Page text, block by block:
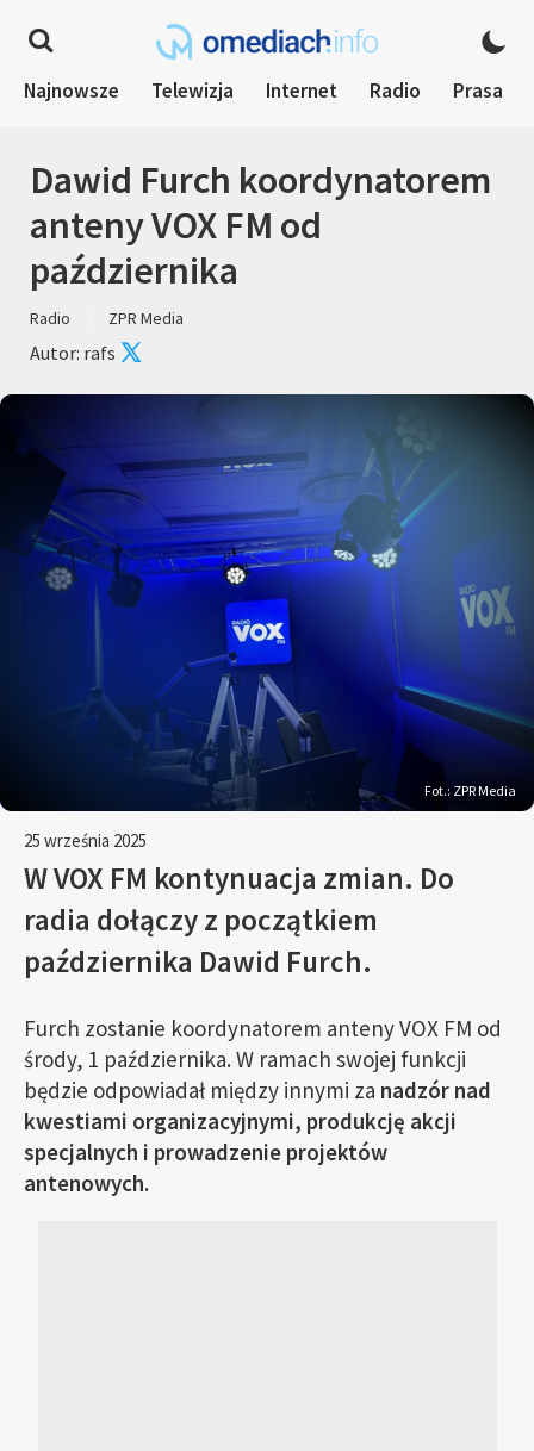
Najnowsze Telewizja Internet Radio Prasa
Dawid Furch koordynatorem
anteny VOX FM od
października
Radio ZPR Media
Autor: rafs
Fot.: ZPR Media
25 września 2025
W VOX FM kontynuacja zmian. Do
radia dołączy z początkiem
października Dawid Furch.
Furch zostanie koordynatorem anteny VOX FM od
środy, 1 października. W ramach swojej funkcji
będzie odpowiadał między innymi za nadzór nad
kwestiami organizacyjnymi, produkcję akcji
specjalnych i prowadzenie projektów
antenowych.